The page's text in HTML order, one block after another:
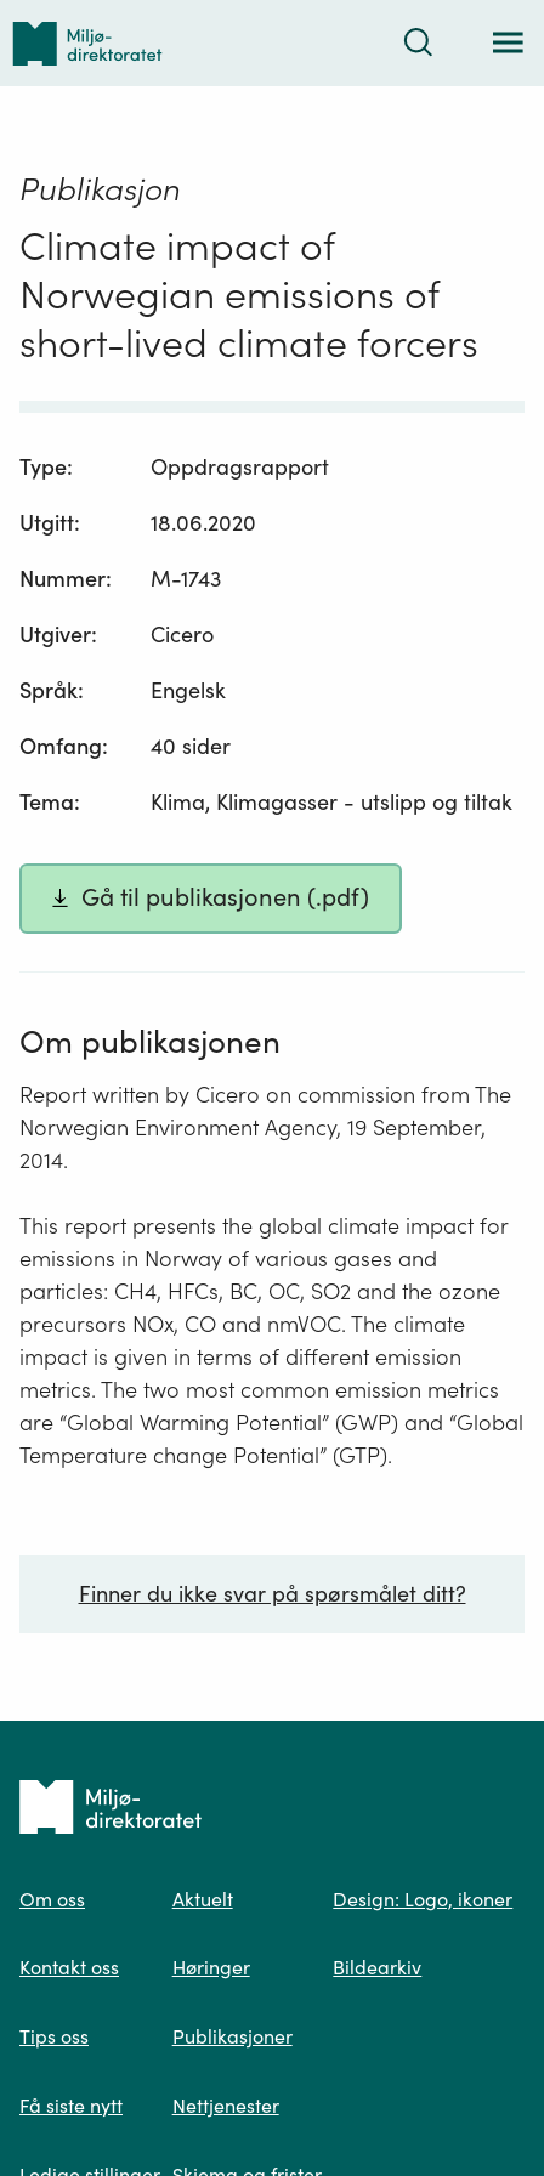
Tilbake
forsiden
Søk
Publikasjon
Climate impact of
Norwegian emissions of
short-lived climate forcers
Type:
Oppdragsrapport
Utgitt:
18.06.2020
Nummer:
M-1743
Utgiver:
Cicero
Språk:
Engelsk
Omfang:
40 sider
Tema: Klima, Klimagasser - utslipp og tiltak
Gå til publikasjonen (.pdf)
Om publikasjonen
Report written by Cicero on commission from The
Norwegian Environment Agency, 19 September,
2014.
This report presents the global climate impact for
emissions in Norway of various gases and
particles: CH4, HFCs, BC, OC, SO2 and the ozone
precursors NOx, CO and nmVOC. The climate
impact is given in terms of different emission
metrics. The two most common emission metrics
are “Global Warming Potential” (GWP) and “Global
Temperature change Potential” (GTP).
Finner du ikke svar på spørsmålet ditt?
Spør oss
søk og viser deg vår mest relevante
Tilbake
forsiden
Om oss
Kontakt oss
Tips oss
Få siste nytt
Aktuelt
Høringer
Publikasjoner
Nettjenester
Design: Logo, ikoner
Bildearkiv